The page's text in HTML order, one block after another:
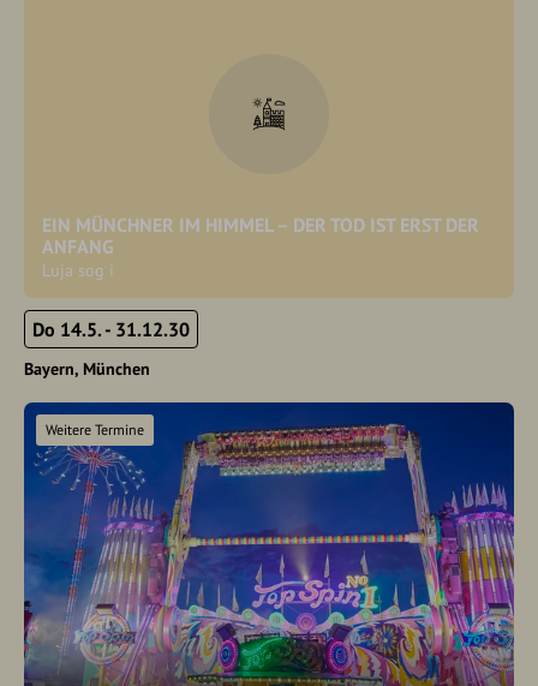
EIN MÜNCHNER IM HIMMEL – DER TOD IST ERST DER
ANFANG
Luja sog i
Do 14.5. - 31.12.30
Bayern München
Weitere Termine